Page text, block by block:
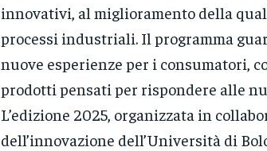
innovativi, al miglioramento della
processi industriali. Il programma
nuove esperienze per i consumatori,
prodotti pensati per rispondere alle
L’edizione 2025, organizzata in
dell’innovazione dell’Università di